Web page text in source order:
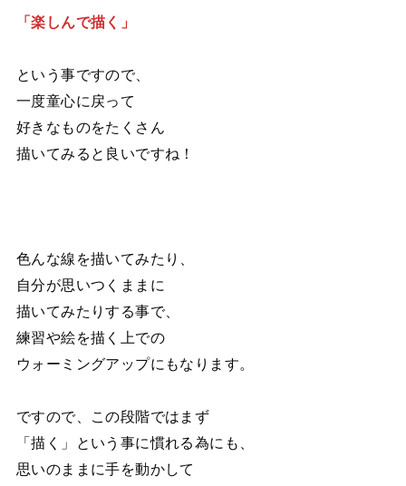
「楽しんで描く」
という事ですので、
一度童心に戻って
好きなものをたくさん
描いてみると良いですね！
色んな線を描いてみたり、
自分が思いつくままに
描いてみたりする事で、
練習や絵を描く上での
ウォーミングアップにもなります。
ですので、この段階ではまず
「描く」という事に慣れる為にも、
思いのままに手を動かして